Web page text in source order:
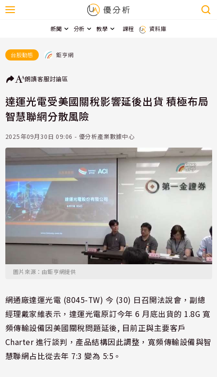
新聞 分析 教學 課程 資料庫
台股動態 鉅亨網
朗讀客服討論區
達運光電受美國關稅影響延後出貨 積極布局
智慧聯網分散風險
2025年09月30日 09:06 - 優分析產業數據中心
圖片來源：由鉅亨網提供
網通廠達運光電 (8045-TW) 今 (30) 日召開法說會，副總
經理戴家維表示，達運光電原訂今年 6 月底出貨的 1.8G 寬
頻傳輸設備因美國關稅問題延後, 目前正與主要客戶
Charter 進行談判，產品結構因此調整，寬頻傳輸設備與智
慧聯網占比從去年 7:3 變為 5:5。